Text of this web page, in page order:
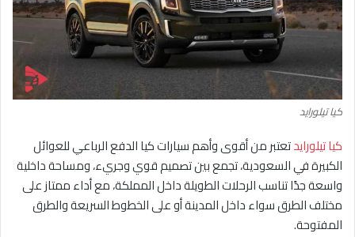
كيا تيلورايد
كيا تيلورايدتعتبر من أقوى وأهم سيارات كيا الدفع الرباعي للعوائل
الكبيرة في السعودية، تجمع بين تصميم قوي وجريء، ومساحة داخلية
واسعة جدًا تناسب الرحلات الطويلة داخل المملكة، مع أداء ممتاز على
مختلف الطرق سواء داخل المدينة أو على الخطوط السريعة والطرق
المفتوحة.